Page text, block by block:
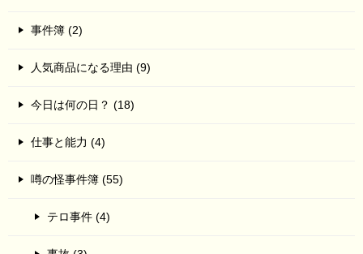
事件簿 (2)
人気商品になる理由 (9)
今日は何の日？ (18)
仕事と能力 (4)
噂の怪事件簿 (55)
テロ事件 (4)